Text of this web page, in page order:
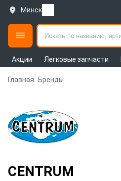
Минск
Акции Легковые запчасти
Главная Бренды
CENTRUM